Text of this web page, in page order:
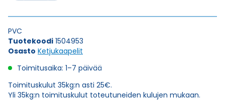
SK-
UL/CSA
18X0,34
(AWG22)
PVC
Tuotekoodi 1504953
Osasto Ketjukaapelit
Toimitusaika: 1–7 päivää
Toimituskulut 35kg:n asti 25€.
Yli 35kg:n toimituskulut toteutuneiden kulujen mukaan.